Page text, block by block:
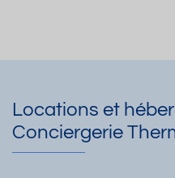
Locations et
Conciergerie